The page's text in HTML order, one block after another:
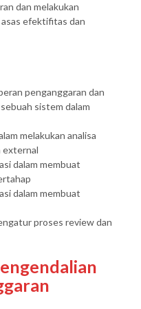
dan melakukan
efektifitas dan
penganggaran dan
sistem dalam
melakukan analisa
external
dalam membuat
dalam membuat
proses review dan